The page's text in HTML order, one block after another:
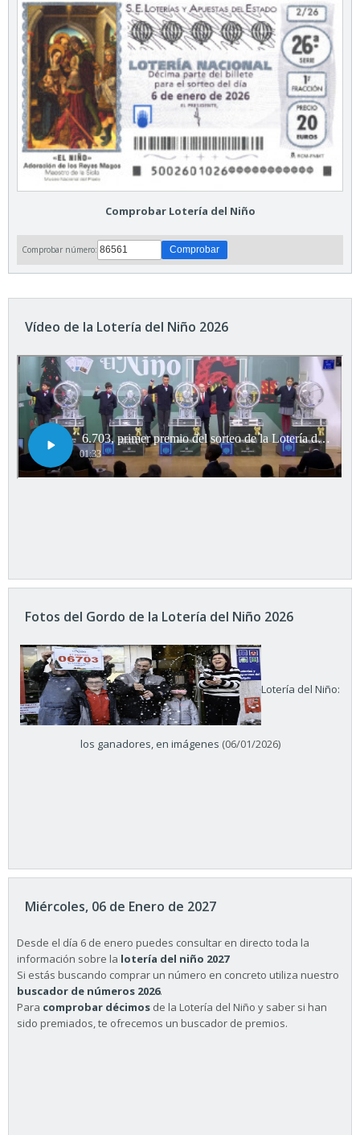
Comprobar Lotería del Niño
Comprobar número:
Vídeo de la Lotería del Niño 2026
Fotos del Gordo de la Lotería del Niño 2026
Lotería del Niño:
los ganadores, en imágenes (06/01/2026)
Miércoles, 06 de Enero de 2027
Desde el día 6 de enero puedes consultar en directo toda la
información sobre la lotería del niño 2027
Si estás buscando comprar un número en concreto utiliza nuestro
buscador de números 2026.
Para comprobar décimos de la Lotería del Niño y saber si han
sido premiados, te ofrecemos un buscador de premios.